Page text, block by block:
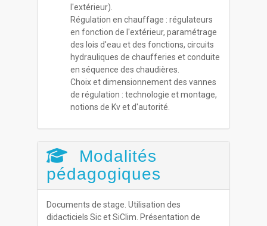
l'extérieur).
Régulation en chauffage : régulateurs
en fonction de l'extérieur, paramétrage
des lois d'eau et des fonctions, circuits
hydrauliques de chaufferies et conduite
en séquence des chaudières.
Choix et dimensionnement des vannes
de régulation : technologie et montage,
notions de Kv et d'autorité.
Modalités
pédagogiques
Documents de stage. Utilisation des
didacticiels Sic et SiClim. Présentation de